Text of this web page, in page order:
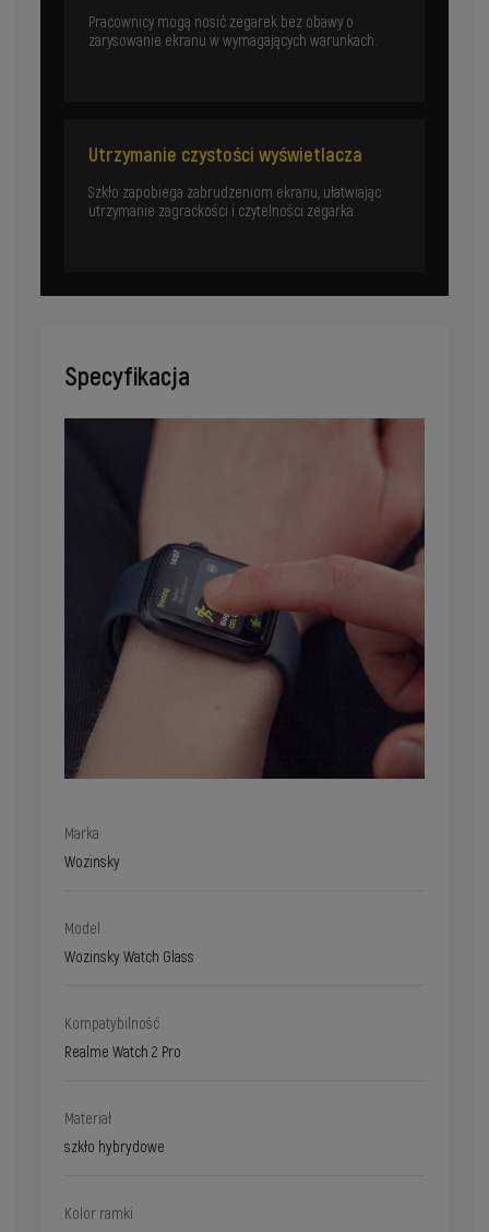
Pracownicy mogą nosić zegarek bez obawy o
zarysowanie ekranu w wymagających warunkach.
Utrzymanie czystości wyświetlacza
Szkło zapobiega zabrudzeniom ekranu, ułatwiając
utrzymanie zagrackości i czytelności zegarka.
Specyfikacja
Marka
Wozinsky
Model
Wozinsky Watch Glass
Kompatybilność
Realme Watch 2 Pro
Materiał
szkło hybrydowe
Kolor ramki